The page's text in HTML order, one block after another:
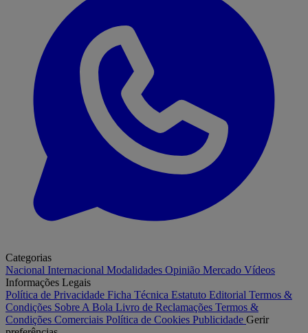
Categorias
Nacional Internacional Modalidades Opinião Mercado Vídeos
Informações Legais
Política de Privacidade Ficha Técnica Estatuto Editorial Termos &
Condições Sobre A Bola Livro de Reclamações Termos &
Condições Comerciais Política de Cookies Publicidade Gerir